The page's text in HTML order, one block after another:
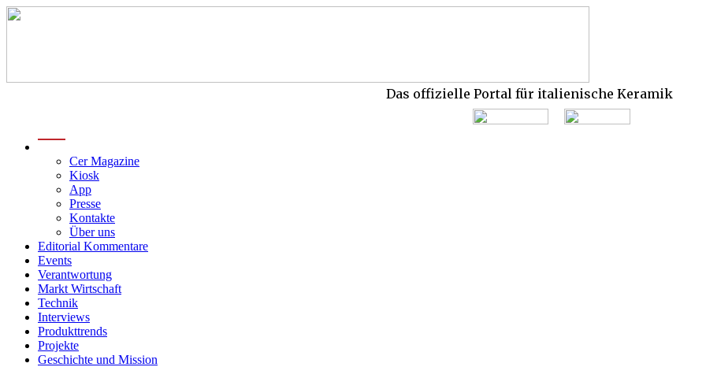
Das offizielle Portal für italienische Keramik
Cer Magazine
Kiosk
App
Presse
Kontakte
Über uns
Editorial Kommentare
Events
Verantwortung
Markt Wirtschaft
Technik
Interviews
Produkttrends
Projekte
Geschichte und Mission